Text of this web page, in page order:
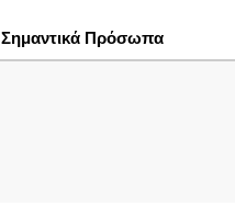
Σημαντικά Πρόσωπα